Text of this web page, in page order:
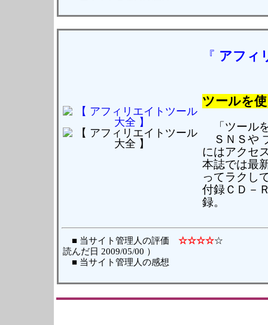
『 アフィ
ツールを
「ツール
ＳＮＳや
にはアクセ
本誌では最
ってラクし
付録ＣＤ－
録。
■ 当サイト管理人の評価 ☆☆☆☆
読んだ日 2009/05/00 ）
■ 当サイト管理人の感想